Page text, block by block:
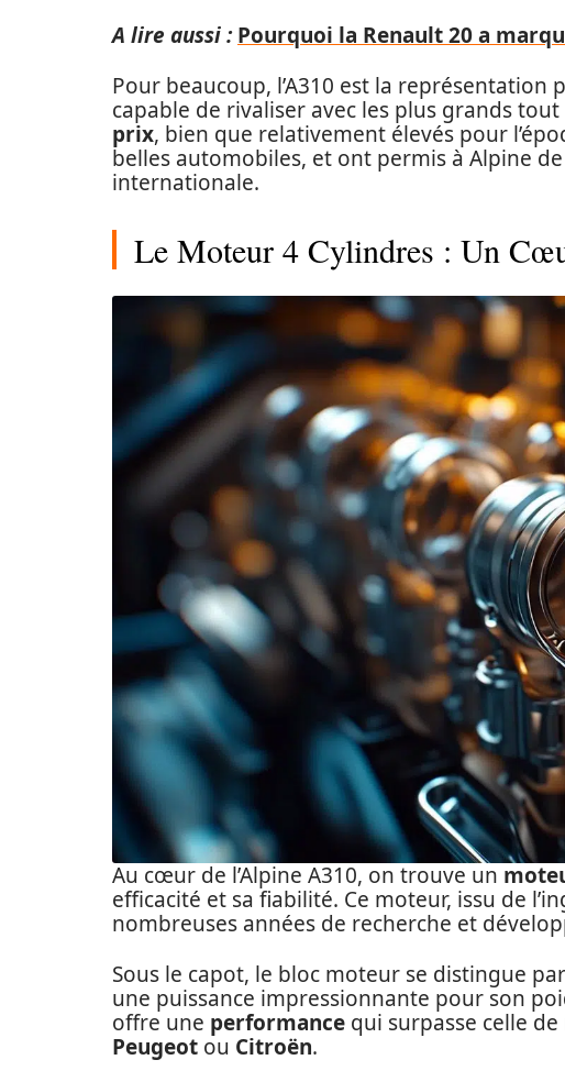
A lire aussi : Pourquoi la Renault 20 a
Pour beaucoup, l’A310 est la représentation
capable de rivaliser avec les plus grands
prix, bien que relativement élevés pour
belles automobiles, et ont permis à Alpine
internationale.
Le Moteur 4 Cylindres : Un
Au cœur de l’Alpine A310, on trouve un
efficacité et sa fiabilité. Ce moteur, issu de
nombreuses années de recherche et
Sous le capot, le bloc moteur se distingue
une puissance impressionnante pour son
offre une performance qui surpasse celle
Peugeot ou Citroën.